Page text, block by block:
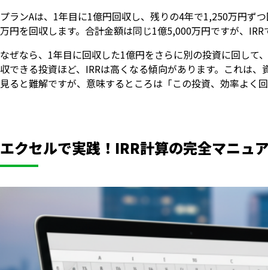
プランAは、1年目に1億円回収し、残りの4年で1,250万円ず
万円を回収します。合計金額は同じ1億5,000万円ですが、
なぜなら、1年目に回収した1億円をさらに別の投資に回して
収できる投資ほど、IRRは高くなる傾向があります。これは
見ると難解ですが、意味するところは「この投資、効率よく
エクセルで実践！IRR計算の完全マニュ